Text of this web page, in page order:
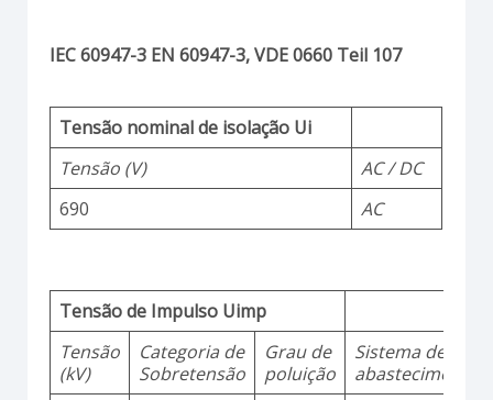
IEC 60947-3 EN 60947-3, VDE 0660 Teil 107
Tensão nominal de isolação Ui
Tensão (V)
AC / DC
690
AC
Tensão de Impulso Uimp
Tensão
(kV)
Categoria de
Sobretensão
Grau de
poluição
Sistema de
abastecimento